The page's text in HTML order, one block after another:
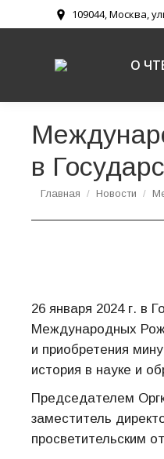
109044, Москва,
О
в
Вы здесь:
Главная Новости
26 января 2024 г. в
Международных
и приобретения
история в науке и
Председателем
заместитель
просветительским